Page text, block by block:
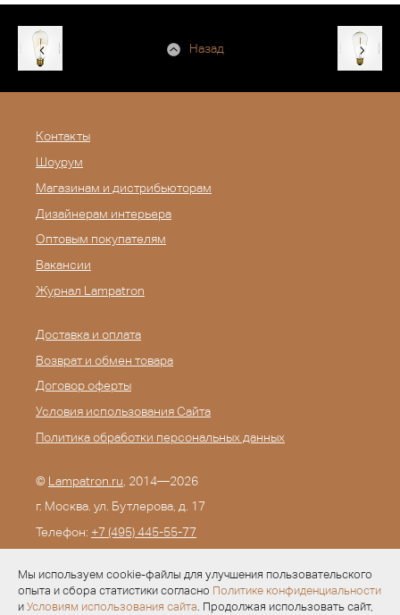
Мы используем cookie-файлы для улучшения пользовательского
опыта и сбора статистики согласно Политике конфиденциальности
и Условиям использования сайта. Продолжая использовать сайт,
Назад
Контакты
Шоурум
Магазинам и дистрибьюторам
Дизайнерам интерьера
Оптовым покупателям
Вакансии
Журнал Lampatron
Доставка и оплата
Возврат и обмен товара
Договор оферты
Условия использования Сайта
Политика обработки персональных данных
© Lampatron.ru , 2014—2026
г. Москва. ул. Бутлерова, д. 17
Телефон: +7 (495) 445-55-77